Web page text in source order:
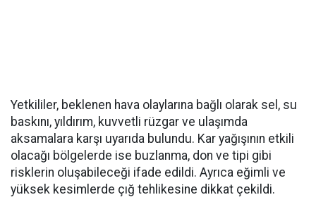
Yetkililer, beklenen hava olaylarına bağlı olarak sel, su
baskını, yıldırım, kuvvetli rüzgar ve ulaşımda
aksamalara karşı uyarıda bulundu. Kar yağışının etkili
olacağı bölgelerde ise buzlanma, don ve tipi gibi
risklerin oluşabileceği ifade edildi. Ayrıca eğimli ve
yüksek kesimlerde çığ tehlikesine dikkat çekildi.